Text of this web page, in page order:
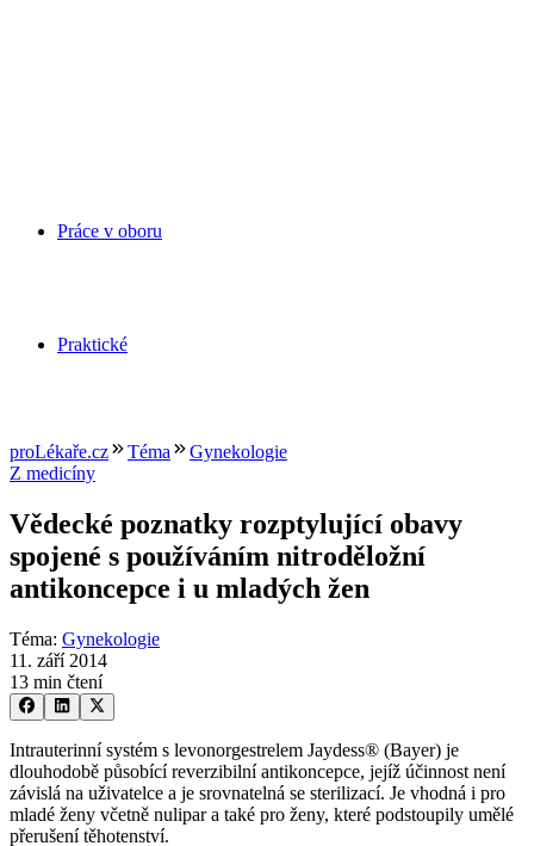
Práce v oboru
Praktické
proLékaře.cz Téma
Gynekologie
Z medicíny
Vědecké poznatky rozptylující obavy
spojené s používáním nitroděložní
antikoncepce i u mladých žen
Téma: Gynekologie
11. září 2014
13 min čtení
Intrauterinní systém s levonorgestrelem Jaydess® (Bayer) je
dlouhodobě působící reverzibilní antikoncepce, jejíž účinnost není
závislá na uživatelce a je srovnatelná se sterilizací. Je vhodná i pro
mladé ženy včetně nulipar a také pro ženy, které podstoupily umělé
přerušení těhotenství.